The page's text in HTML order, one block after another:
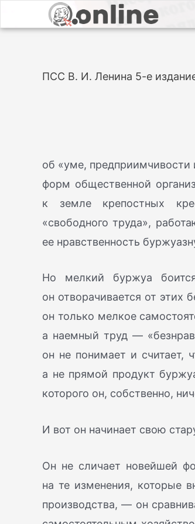
ПСС В. И. Ленина 5-е
об «уме, предприимчивости
форм общественной
к земле крепостных
«свободного труда»,
ее нравственность
Но мелкий буржуа
он отворачивается от этих
он только мелкое
а наемный труд —
он не понимает и считает,
а не прямой продукт
которого он, собственно,
И вот он начинает свою
Он не сличает новейшей
на те изменения, которые
производства, — он